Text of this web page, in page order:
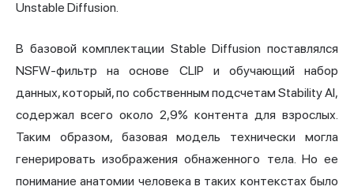
Unstable Diffusion.
В базовой комплектации Stable Diffusion поставлялся
NSFW-фильтр на основе CLIP и обучающий набор
данных, который, по собственным подсчетам Stability AI,
содержал всего около 2,9% контента для взрослых.
Таким образом, базовая модель технически могла
генерировать изображения обнаженного тела. Но ее
понимание анатомии человека в таких контекстах было